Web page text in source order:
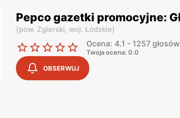
Pepco gazetki promocyjne:
(pow. Zgierski, woj. Łódzkie)
Ocena: 4.1 - 1257 głosów
Twoja ocena: 0.0
OBSERWUJ